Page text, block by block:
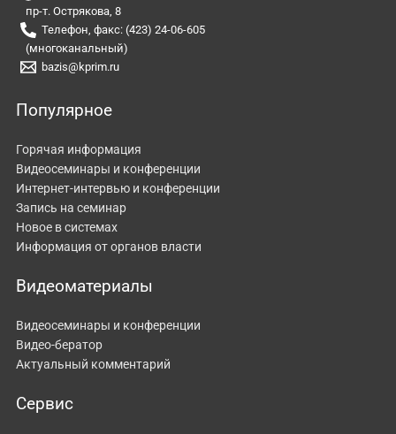
пр-т. Острякова, 8
Телефон, факс: (423) 24-06-605
(многоканальный)
bazis@kprim.ru
Популярное
Горячая информация
Видеосеминары и конференции
Интернет-интервью и конференции
Запись на семинар
Новое в системах
Информация от органов власти
Видеоматериалы
Видеосеминары и конференции
Видео-бератор
Актуальный комментарий
Сервис